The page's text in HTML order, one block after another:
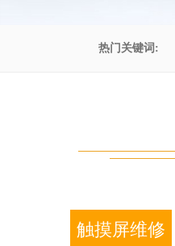
热门关键词:
触摸屏维修